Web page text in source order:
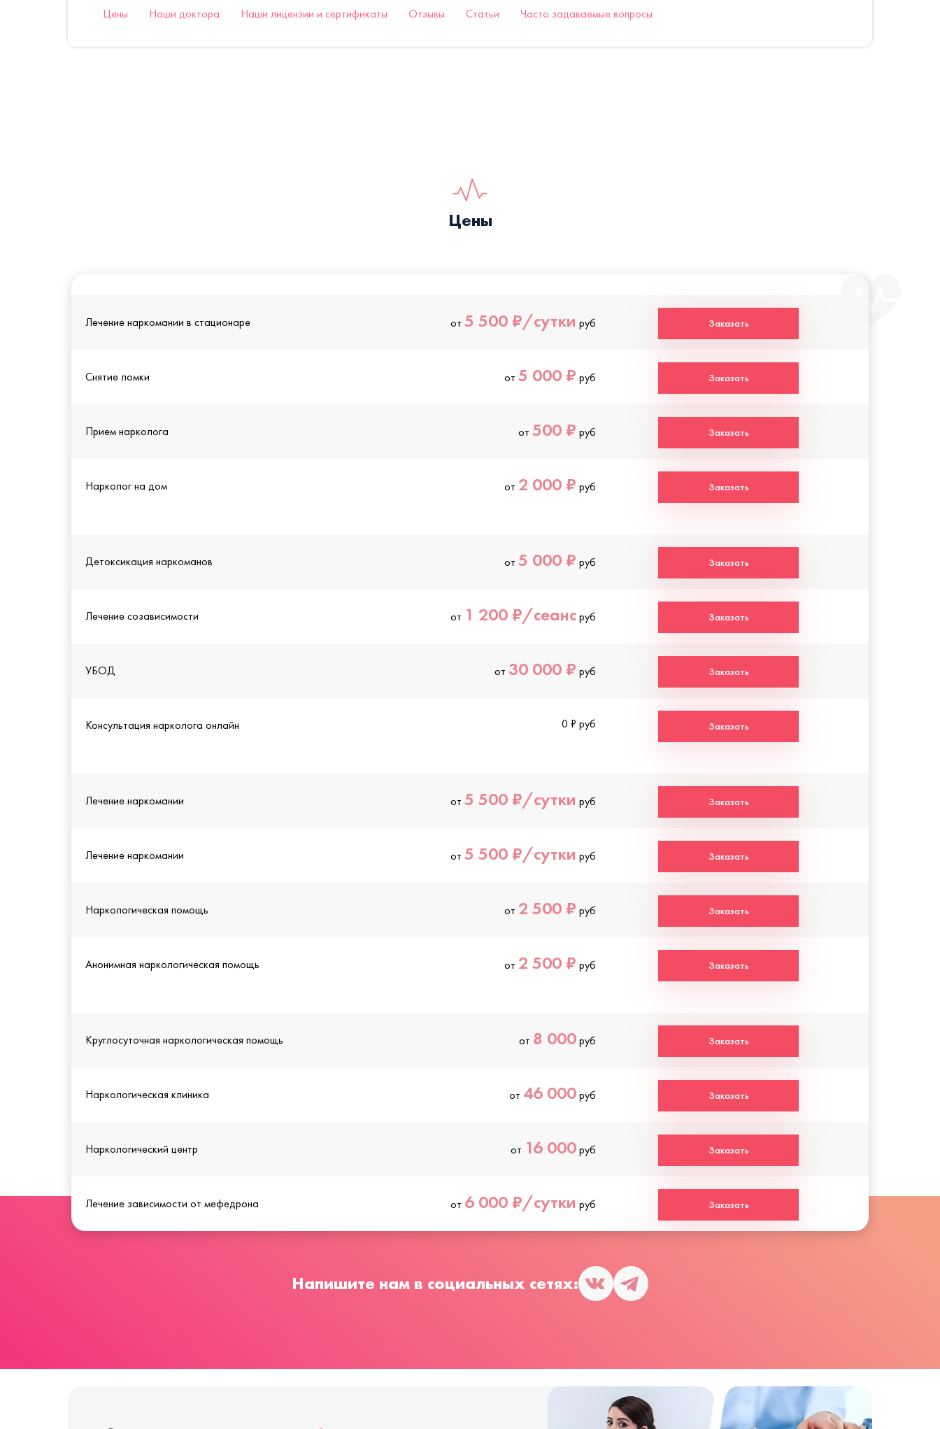
Цены Наши доктора Наши лицензии и сертификаты Отзывы Статьи Часто задаваемые вопросы
Цены
Лечение наркомании в стационаре от 5 500 ₽/сутки руб Заказать
Снятие ломки от 5 000 ₽ руб Заказать
Прием нарколога от 500 ₽ руб Заказать
Нарколог на дом от 2 000 ₽ руб Заказать
Детоксикация наркоманов от 5 000 ₽ руб Заказать
Лечение созависимости от 1 200 ₽/сеансруб Заказать
УБОД от 30 000 ₽ руб Заказать
Консультация нарколога онлайн 0 ₽ руб Заказать
Лечение наркомании от 5 500 ₽/сутки руб Заказать
Лечение наркомании от 5 500 ₽/сутки руб Заказать
Наркологическая помощь от 2 500 ₽ руб Заказать
Анонимная наркологическая помощь от 2 500 ₽ руб Заказать
Круглосуточная наркологическая помощь от 8 000руб Заказать
Наркологическая клиника от 46 000руб Заказать
Наркологический центр от 16 000руб Заказать
Лечение зависимости от мефедрона от 6 000 ₽/сутки руб Заказать
Напишите нам в социальных сетях: